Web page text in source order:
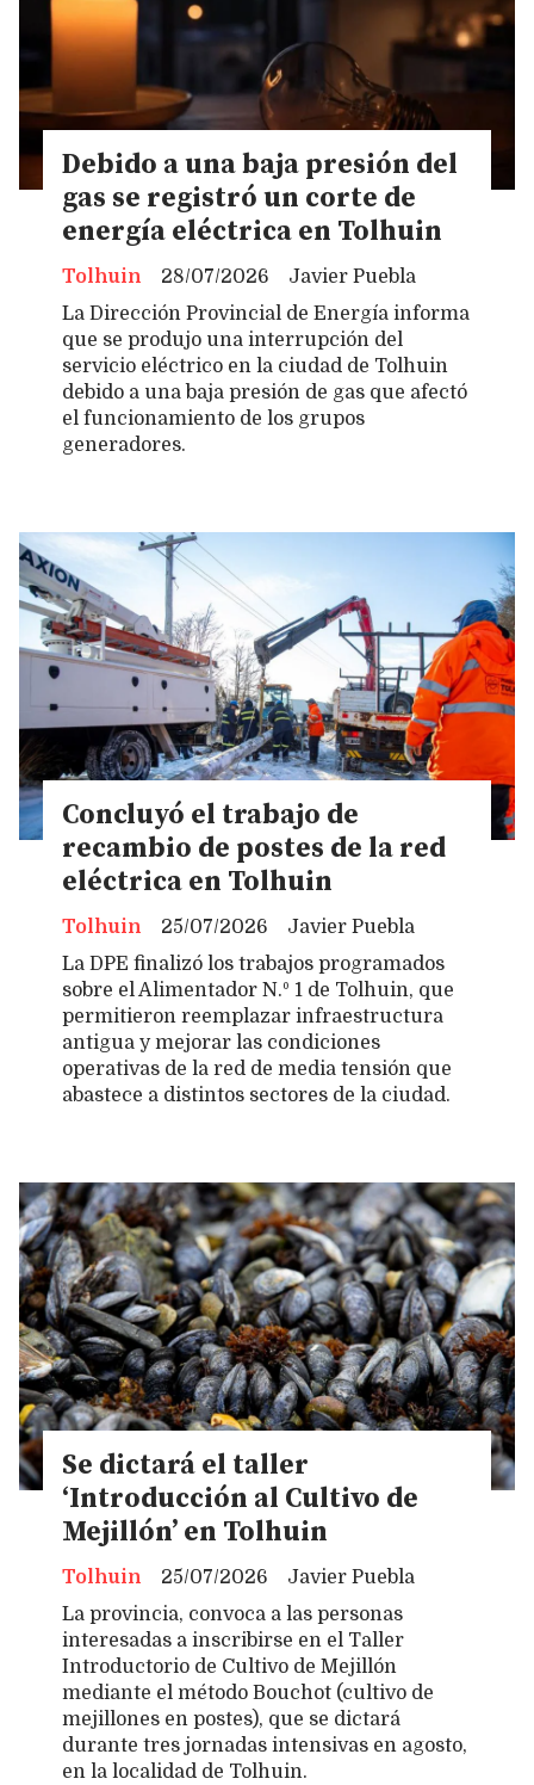
Debido a una baja presión del
gas se registró un corte de
energía eléctrica en Tolhuin
Javier Puebla
Tolhuin
28/07/2026
La Dirección Provincial de Energía informa
que se produjo una interrupción del
servicio eléctrico en la ciudad de Tolhuin
debido a una baja presión de gas que afectó
el funcionamiento de los grupos
generadores.
Concluyó el trabajo de
recambio de postes de la red
eléctrica en Tolhuin
Javier Puebla
Tolhuin
25/07/2026
La DPE finalizó los trabajos programados
sobre el Alimentador N.º 1 de Tolhuin, que
permitieron reemplazar infraestructura
antigua y mejorar las condiciones
operativas de la red de media tensión que
abastece a distintos sectores de la ciudad.
Se dictará el taller
‘Introducción al Cultivo de
Mejillón’ en Tolhuin
Javier Puebla
Tolhuin
25/07/2026
La provincia, convoca a las personas
interesadas a inscribirse en el Taller
Introductorio de Cultivo de Mejillón
mediante el método Bouchot (cultivo de
mejillones en postes), que se dictará
durante tres jornadas intensivas en agosto,
en la localidad de Tolhuin.